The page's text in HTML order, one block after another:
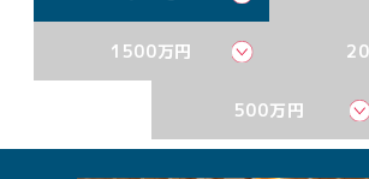
1500万円
500万円